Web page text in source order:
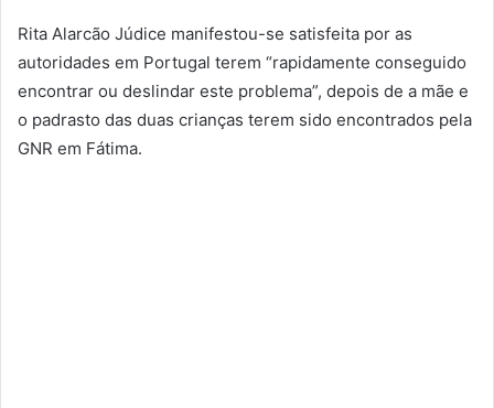
Rita Alarcão Júdice manifestou-se satisfeita por as
autoridades em Portugal terem “rapidamente conseguido
encontrar ou deslindar este problema”, depois de a mãe e
o padrasto das duas crianças terem sido encontrados pela
GNR em Fátima.